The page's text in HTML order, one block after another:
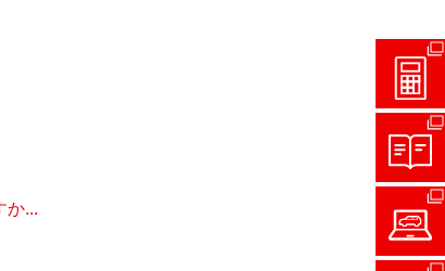
か...